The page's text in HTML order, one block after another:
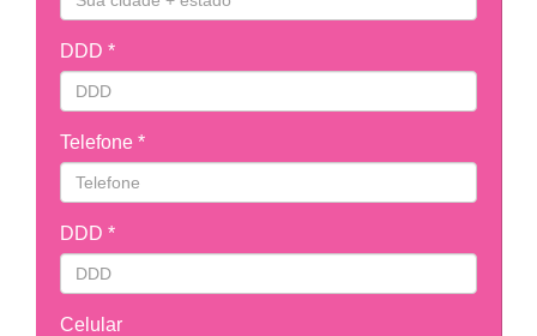
DDD *
Telefone *
DDD *
Celular